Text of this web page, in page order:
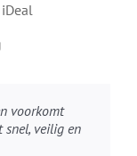
voorkomt
snel, veilig en